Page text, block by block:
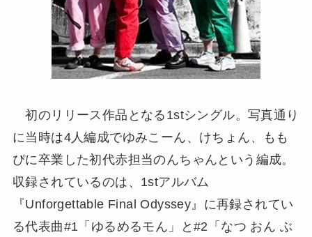
初のリリース作品となる1stシングル。写真通り
に当時は4人編成でゆみこーん、けちょん、もも
ぴに卒業した初代赤担当のんちゃんという編成。
収録されているのは、1stアルバム
『Unforgettable Final Odyssey』に再録されてい
る代表曲#1「ゆるめるモん」と#2「なつ おん ぶ